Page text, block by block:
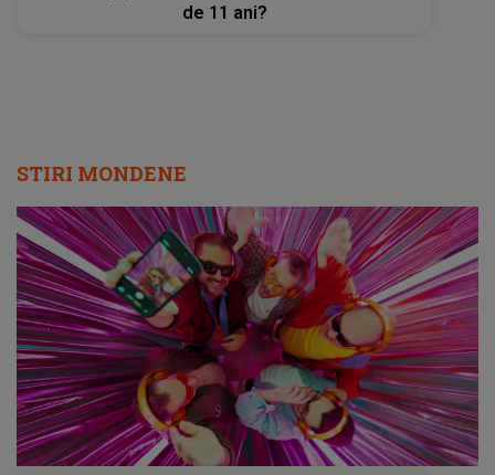
de 11 ani?
STIRI MONDENE